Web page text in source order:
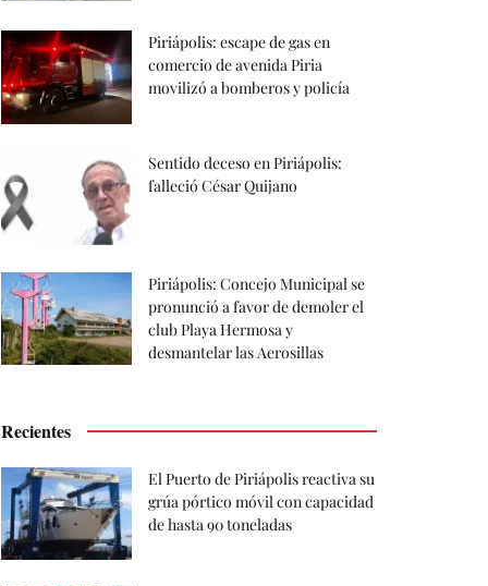
Piriápolis: escape de gas en
comercio de avenida Piria
movilizó a bomberos y policía
Sentido deceso en Piriápolis:
falleció César Quijano
Piriápolis: Concejo Municipal se
pronunció a favor de demoler el
club Playa Hermosa y
desmantelar las Aerosillas
Recientes
El Puerto de Piriápolis reactiva su
grúa pórtico móvil con capacidad
de hasta 90 toneladas